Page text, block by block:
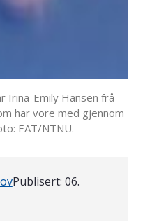
Irina-Emily Hansen frå
har vore med gjennom
EAT/NTNU.
Publisert: 06.